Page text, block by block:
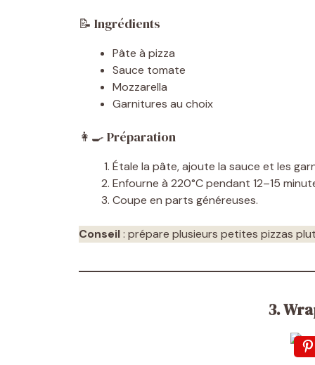
📝 Ingrédients
Pâte à pizza
Sauce tomate
Mozzarella
Garnitures au choix
👩‍🍳 Préparation
Étale la pâte, ajoute la sauce et les
Enfourne à 220°C pendant 12–15
Coupe en parts généreuses.
Conseil: prépare plusieurs petites pizzas
3.